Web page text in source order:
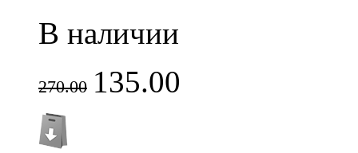
В наличии
270.00 135.00